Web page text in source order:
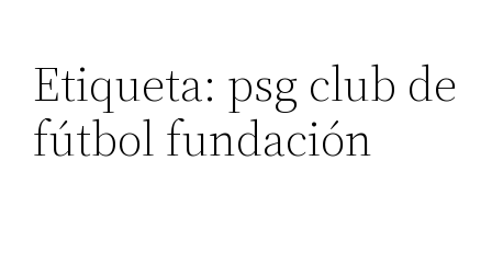
Etiqueta: psg club de
fútbol fundación